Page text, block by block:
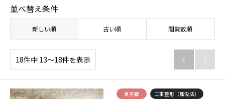
並べ替え条件
新しい順 古い順 閲覧数順
18件中 13〜18件を表示  
東京都 二重整形（埋没法）